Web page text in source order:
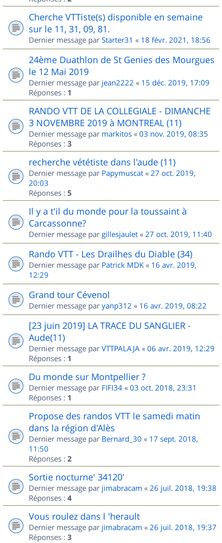
Cherche VTTiste(s) disponible en semaine
sur le 11, 31, 09, 81.
Dernier message par Starter31 « 18 févr. 2021, 18:56
24ème Duathlon de St Genies des Mourgues
le 12 Mai 2019
Dernier message par jean2222 « 15 déc. 2019, 17:09
Réponses : 1
RANDO VTT DE LA COLLEGIALE - DIMANCHE
3 NOVEMBRE 2019 à MONTREAL (11)
Dernier message par markitos « 03 nov. 2019, 08:35
Réponses : 3
recherche vététiste dans l'aude (11)
Dernier message par Papymuscat « 27 oct. 2019,
20:03
Réponses : 5
Il y a t'il du monde pour la toussaint à
Carcassonne?
Dernier message par gillesjaulet « 27 oct. 2019, 11:40
Rando VTT - Les Drailhes du Diable (34)
Dernier message par Patrick MDK « 16 avr. 2019,
12:29
Grand tour Cévenol
Dernier message par yanp312 « 16 avr. 2019, 08:22
[23 juin 2019] LA TRACE DU SANGLIER -
Aude(11)
Dernier message par VTTPALAJA « 06 avr. 2019, 12:29
Réponses : 1
Du monde sur Montpellier ?
Dernier message par FIFI34 « 03 oct. 2018, 23:31
Réponses : 1
Propose des randos VTT le samedi matin
dans la région d'Alès
Dernier message par Bernard_30 « 17 sept. 2018,
11:50
Réponses : 2
Sortie nocturne' 34120'
Dernier message par jimabracam « 26 juil. 2018, 19:38
Réponses : 4
Vous roulez dans l 'herault
Dernier message par jimabracam « 26 juil. 2018, 19:37
Réponses : 3